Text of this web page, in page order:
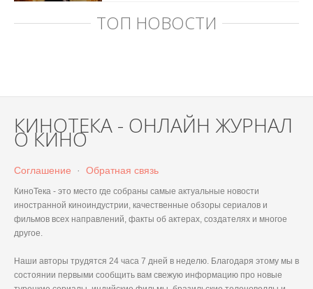
ТОП НОВОСТИ
КИНОТЕКА - ОНЛАЙН ЖУРНАЛ
О КИНО
Соглашение · Обратная связь
КиноТека - это место где собраны самые актуальные новости
иностранной киноиндустрии, качественные обзоры сериалов и
фильмов всех направлений, факты об актерах, создателях и многое
другое.
Наши авторы трудятся 24 часа 7 дней в неделю. Благодаря этому мы в
состоянии первыми сообщить вам свежую информацию про новые